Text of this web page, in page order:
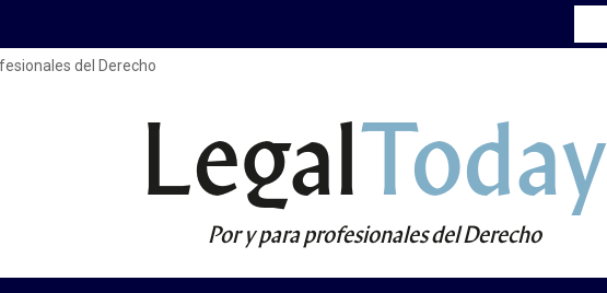
del Derecho
LegalToday
Por y para profesionales del Derecho